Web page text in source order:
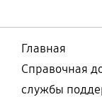
Главная
Справочная
службы